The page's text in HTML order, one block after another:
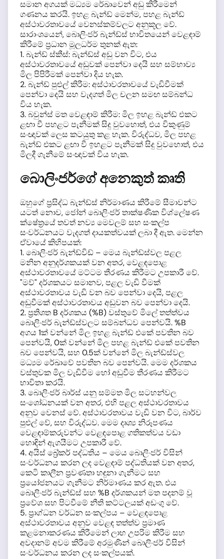
සමාන අගයක් මධ්‍යම රේඛාවෙන් අඩු කිරීමෙන්
ගණනය කරයි. ඉහළ බැන්ඩ් මෙන්ම, පහළ බැන්ඩ්
අස්ථාවරතාවයේ වෙනස්කම්වලට අනුකූල වේ.
සාරාංශයෙන්, බොලිංජර් බැන්ඩ්ස් භාවිතයෙන් වෙළඳාම්
කිරීමේ ප්‍රධාන මූලධර්ම තුනක් ඇත:
1. බැන්ඩ් ස්කීස්: බැන්ඩ්ස් අඩු වන විට, එය
අස්ථාවරතාවයේ අඩුවක් පෙන්වා දෙයි සහ සම්භාව්‍ය
මිල පිපිරීමක් පෙන්වා දිය හැක.
2. බැන්ඩ් පුළුල් කිරීම: අස්ථාවරතාවයේ වැඩිවීමක්
පෙන්වා දෙයි සහ වැදගත් මිල චලන සමඟ සම්බන්ධ
විය හැක.
3. බවුන්ස් මත වෙළඳාම් කිරීම: මිල ඉහළ බැන්ඩ් එකට
ළඟා වී පහළට පැනීමක් සිදු වුවහොත්, එය විකුණුම්
සංඥාවක් ලෙස කටයුතු කළ හැක. විරුද්ධව, මිල පහළ
බැන්ඩ් එකට ළඟා වී ඉහළට පැනීමක් සිදු වුවහොත්, එය
මිලදී ගැනීමේ සංඥාවක් විය හැක.
බොලිංජර්ගේ අනෙකුත් කෘති
ඔහුගේ ප්‍රසිද්ධ බැන්ඩ්ස් නිර්මාණය කිරීමේ සීමාවන්ට
යටත් නොව, ජෝන් බොලිංජර් තාක්ෂණික විශ්ලේෂණ
ක්ෂේත්‍රයේ තවත් නව්‍ය මෙවලම් සහ සංකල්ප
සංවර්ධනයට වැදගත් දායකත්වයක් ලබා දී ඇත. මෙන්න
ඒවායේ කිහිපයක්:
1. බොලිංජර් බැන්ඩ්විඩ් – මෙය බැන්ඩ්ස්වල පළල
මනින අනුදර්ශකයක් වන අතර, වෙළඳපොළ
අස්ථාවරතාවයේ මට්ටම තීරණය කිරීමට උපකාරී වේ.
"මව්" දර්ශකයට සමානව, පළල වැඩි වීමක්
අස්ථාවරතාවය වැඩි වන බව පෙන්වා දෙයි, පළල
අඩුවීමක් අස්ථාවරතාවය අඩුවන බව පෙන්වා දෙයි.
2. ප්‍රතිශත B දර්ශකය (%B) වස්තුවේ මිලේ තත්ත්වය
බොලිංජර් බැන්ඩ්ස්වලට සම්බන්ධව පෙන්වයි. %B
අගය 1ක් වන්නේ මිල ඉහළ බැන්ඩ් එකේ පවතින බව
පෙන්වයි, 0ක් වන්නේ මිල පහළ බැන්ඩ් එකේ පවතින
බව පෙන්වයි, සහ 0.5ක් වන්නේ මිල බැන්ඩ්ස්වල
මධ්‍යම රේඛාවේ පවතින බව පෙන්වයි. මෙම දර්ශකය
වස්තුවක මිල වැඩිවීම හෝ අඩුවීම තීරණය කිරීමට
භාවිතා කරයි.
3. බොලිංජර් බාර්ස් යනු සම්මත මිල සටහන්වල
සංශෝධනයක් වන අතර, එහි පළල අස්ථාවරතාවය
අනුව වෙනස් වේ. අස්ථාවරතාවය වැඩි වන විට, බාර්ව
පුළුල් වේ, සහ විරුද්ධව. මෙම දෘශ්‍ය නිරූපණය
වෙළඳාම්කරුවන්ට වෙළඳපොළ ගතිකත්වය වඩා
හොඳින් ඇගයීමට උපකාරී වේ.
4. අයිස් බ්‍රේකර් පද්ධතිය – මෙය බොලිංජර් විසින්
සංවර්ධනය කරන ලද වෙළඳාම් පද්ධතියක් වන අතර,
කෙටි කාලීන ප්‍රවණතා හඳුනා ගැනීමට සහ
ප්‍රයෝජනයට ගැනීමට නිර්මාණය කර ඇත. එය
බොලිංජර් බැන්ඩ්ස් සහ %B දර්ශකයන් මත පදනම් වූ
ප්‍රවේශ සහ පිටවීමේ නීති කට්ටලයක් අඩංගු වේ.
5. ප්‍රාග්ධන වර්ධන සංකල්පය – වෙළඳපොළ
අස්ථාවරතාවය අනුව වෙළඳ තත්ත්ව ප්‍රමාණ
කළමනාකරණය කිරීමෙන් ලාභ උපරිම කිරීම සහ
අවදානම් අවම කිරීමේ අරමුණින් බොලිංජර් විසින්
සංවර්ධනය කරන ලද සංකල්පයක්.